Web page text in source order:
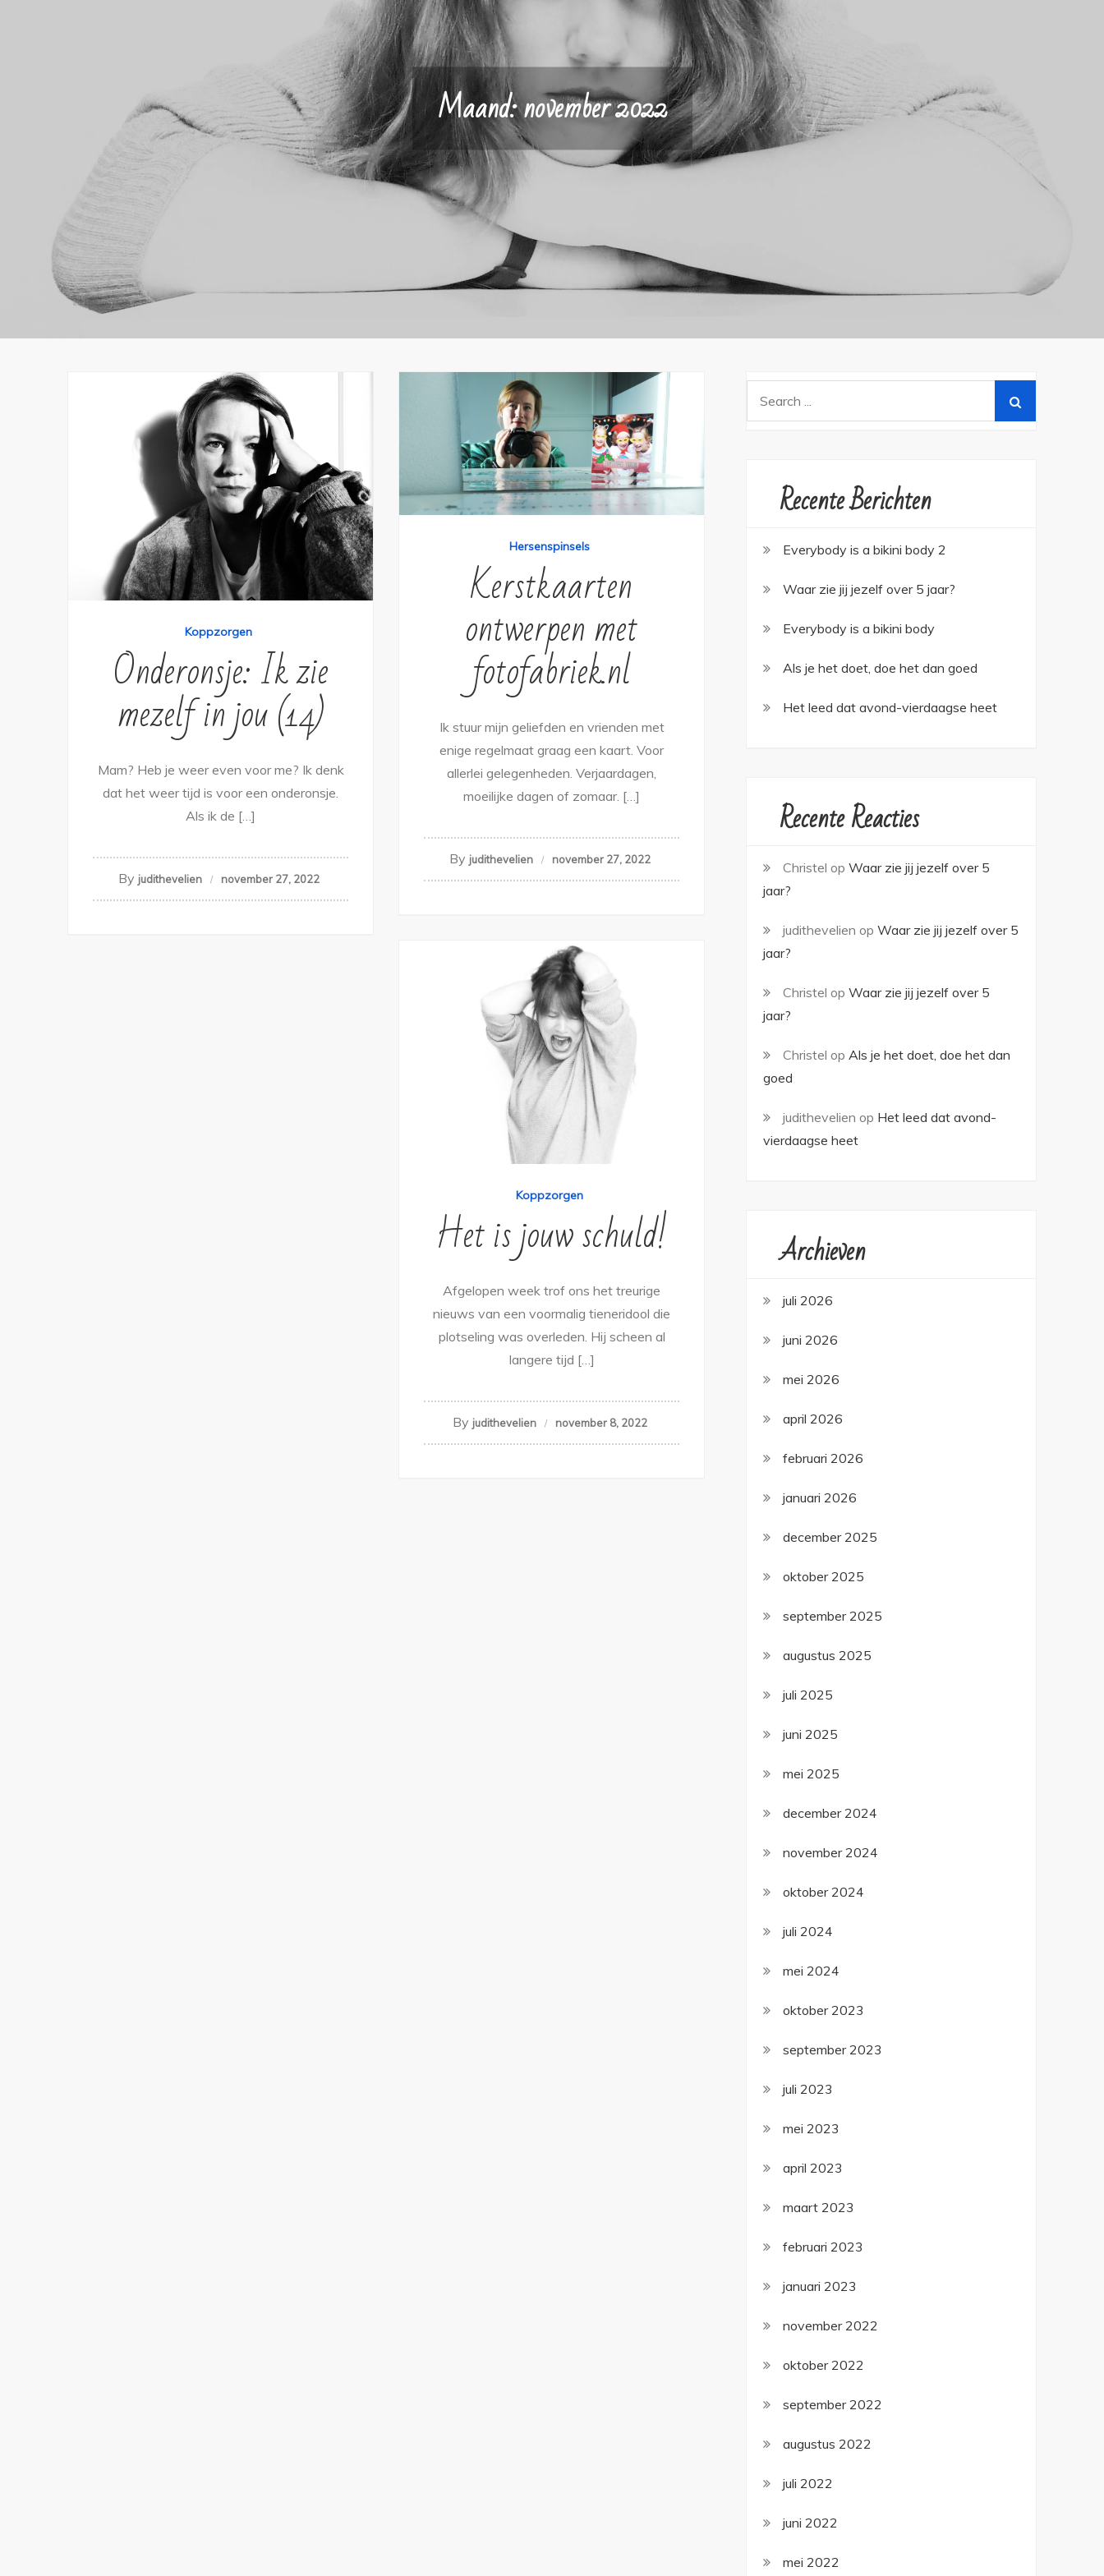
Maand:november 2022
Koppzorgen
Onderonsje: Ik zie
mezelf in jou (14)
Mam? Heb je weer even voor me? Ik denk
dat het weer tijd is voor een onderonsje.
Als ik de […]
By judithevelien november 27, 2022
Hersenspinsels
Kerstkaarten
ontwerpen met
fotofabriek.nl
Ik stuur mijn geliefden en vrienden met
enige regelmaat graag een kaart. Voor
allerlei gelegenheden. Verjaardagen,
moeilijke dagen of zomaar. […]
By judithevelien november 27, 2022
Koppzorgen
Het is jouw schuld!
Afgelopen week trof ons het treurige
nieuws van een voormalig tieneridool die
plotseling was overleden. Hij scheen al
langere tijd […]
By judithevelien november 8, 2022
Recente Berichten
Everybody is a bikini body 2
Waar zie jij jezelf over 5 jaar?
Everybody is a bikini body
Als je het doet, doe het dan goed
Het leed dat avond-vierdaagse heet
Recente Reacties
Christel op Waar zie jij jezelf over 5
jaar?
judithevelien op Waar zie jij jezelf over 5
jaar?
Christel op Waar zie jij jezelf over 5
jaar?
Christel op Als je het doet, doe het dan
goed
judithevelien op Het leed dat avond-
vierdaagse heet
Archieven
juli 2026
juni 2026
mei 2026
april 2026
februari 2026
januari 2026
december 2025
oktober 2025
september 2025
augustus 2025
juli 2025
juni 2025
mei 2025
december 2024
november 2024
oktober 2024
juli 2024
mei 2024
oktober 2023
september 2023
juli 2023
mei 2023
april 2023
maart 2023
februari 2023
januari 2023
november 2022
oktober 2022
september 2022
augustus 2022
juli 2022
juni 2022
mei 2022